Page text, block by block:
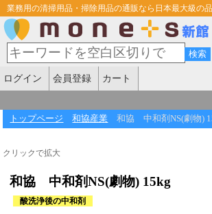
業務用の清掃用品・掃除用品の通販なら日本最大級の
ログイン 会員登録 カート
トップページ 和協産業 和協 中和剤NS(劇物)
クリックで拡大
和協 中和剤NS(劇物) 15kg
酸洗浄後の中和剤